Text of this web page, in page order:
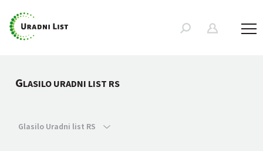
GLASILO URADNI LIST RS
Glasilo Uradni list RS